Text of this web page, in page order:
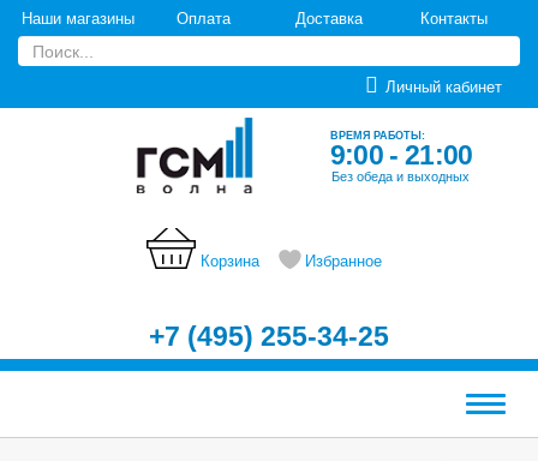
Наши магазины Оплата Доставка Контакты
Личный кабинет
ВРЕМЯ РАБОТЫ:
9:00 - 21:00
Без обеда и выходных
Корзина Избранное
+7 (495) 255-34-25
Меню